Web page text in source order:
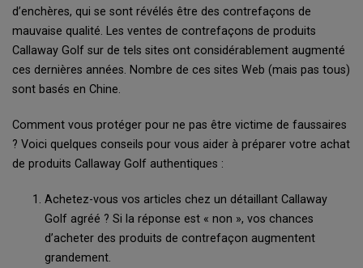
d’enchères, qui se sont révélés être des contrefaçons de
mauvaise qualité. Les ventes de contrefaçons de produits
Callaway Golf sur de tels sites ont considérablement augmenté
ces dernières années. Nombre de ces sites Web (mais pas tous)
sont basés en Chine.
Comment vous protéger pour ne pas être victime de faussaires
? Voici quelques conseils pour vous aider à préparer votre achat
de produits Callaway Golf authentiques :
Achetez-vous vos articles chez un détaillant Callaway
Golf agréé ? Si la réponse est « non », vos chances
d’acheter des produits de contrefaçon augmentent
grandement.